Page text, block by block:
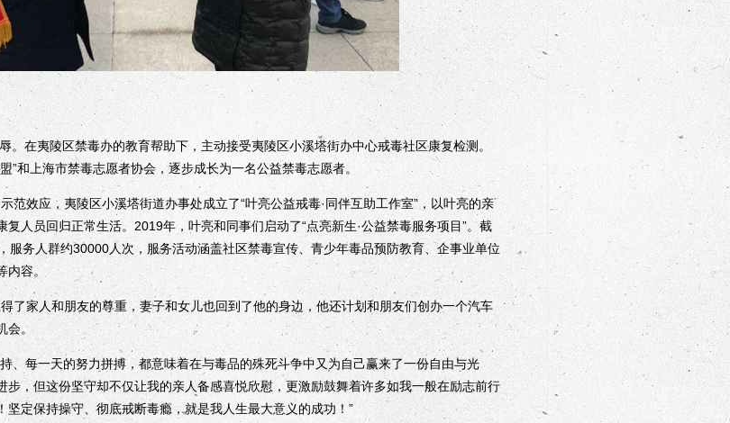
在夷陵区禁毒办的教育帮助下，主动接受夷陵区小溪塔街办中心戒毒社区康复检测。
”和上海市禁毒志愿者协会，逐步成长为一名公益禁毒志愿者。
效应，夷陵区小溪塔街道办事处成立了“叶亮公益戒毒·同伴互助工作室”，以叶亮的亲
人员回归正常生活。2019年，叶亮和同事们启动了“点亮新生·公益禁毒服务项目”。截
服务人群约30000人次，服务活动涵盖社区禁毒宣传、青少年毒品预防教育、企事业单位
容。
家人和朋友的尊重，妻子和女儿也回到了他的身边，他还计划和朋友们创办一个汽车
会。
每一天的努力拼搏，都意味着在与毒品的殊死斗争中又为自己赢来了一份自由与光
，但这份坚守却不仅让我的亲人备感喜悦欣慰，更激励鼓舞着许多如我一般在励志前行
定保持操守、彻底戒断毒瘾，就是我人生最大意义的成功！”